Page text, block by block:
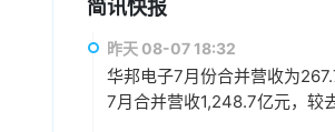
简讯快报
昨天 08-07 18:32
华邦电子7月份合并营收为
7月合并营收1,248.7亿元，较